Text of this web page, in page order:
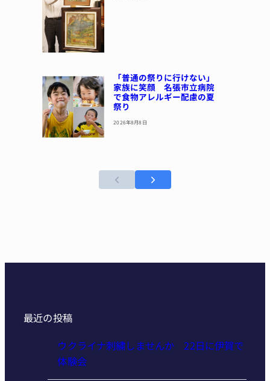
「普通の祭りに行けない」
家族に笑顔 名張市立病院
で食物アレルギー配慮の夏
祭り
2026年8月8日
最近の投稿
ウクライナ刺繍しませんか 22日に伊賀で
体験会